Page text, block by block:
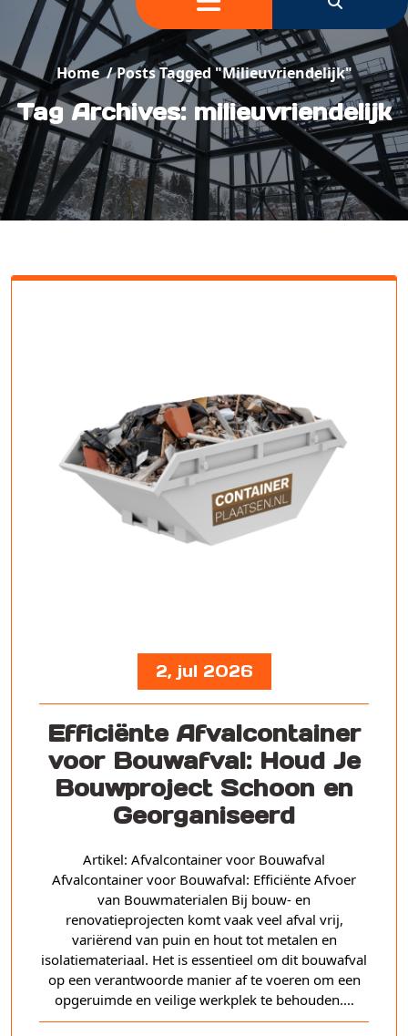
Home/Posts Tagged "milieuvriendelijk"
Tag Archives: milieuvriendelijk
2, jul 2026
Efficiënte Afvalcontainer
voor Bouwafval: Houd Je
Bouwproject Schoon en
Georganiseerd
Artikel: Afvalcontainer voor Bouwafval
Afvalcontainer voor Bouwafval: Efficiënte Afvoer
van Bouwmaterialen Bij bouw- en
renovatieprojecten komt vaak veel afval vrij,
variërend van puin en hout tot metalen en
isolatiemateriaal. Het is essentieel om dit bouwafval
op een verantwoorde manier af te voeren om een
opgeruimde en veilige werkplek te behouden.…